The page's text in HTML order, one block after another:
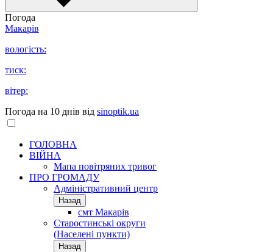
Погода
Макарів
вологість:
тиск:
вітер:
Погода на 10 днів від sinoptik.ua
ГОЛОВНА
ВІЙНА
Мапа повітряних тривог
ПРО ГРОМАДУ
Aдміністративний центр
Назад
смт Макарів
Старостинські округи
(Населені пункти)
Назад